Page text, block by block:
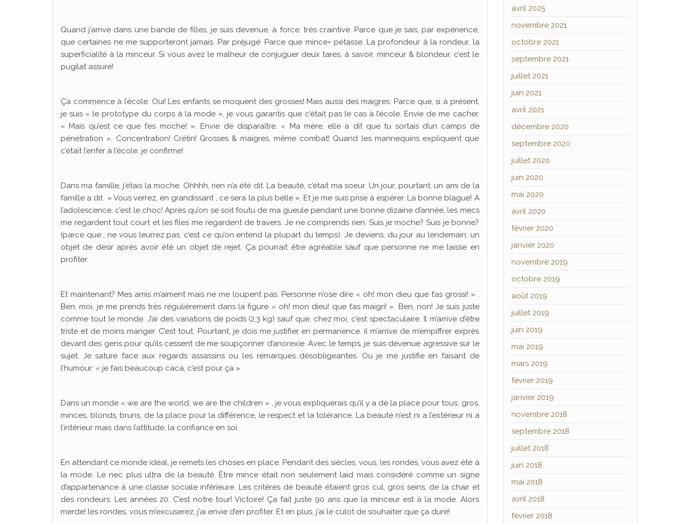
Quand j’arrive dans une bande de filles, je suis devenue, à force, très craintive. Parce que je sais, par expérience,
que certaines ne me supporteront jamais. Par préjugé. Parce que mince= pétasse. La profondeur à la rondeur, la
superficialité à la minceur. Si vous avez le malheur de conjuguer deux tares, à savoir, minceur & blondeur, c’est le
pugilat assuré!
Ça commence à l’école. Oui! Les enfants se moquent des grosses! Mais aussi des maigres. Parce que, si à présent,
je suis « le prototype du corps à la mode », je vous garantis que c’était pas le cas à l’école. Envie de me cacher.
« Mais qu’est ce que t’es moche! ». Envie de disparaître. « Ma mère, elle a dit que tu sortais d’un camps de
pénétration ». Concentration! Crétin! Grosses & maigres, même combat! Quand les mannequins expliquent que
c’était l’enfer à l’école, je confirme!
Dans ma famille, j’étais la moche. Ohhhh, rien n’a été dit. La beauté, c’était ma soeur. Un jour, pourtant, un ami de la
famille a dit » Vous verrez, en grandissant , ce sera la plus belle ». Et je me suis prise à espérer. La bonne blague! A
l’adolescence, c’est le choc! Après qu’on se soit foutu de ma gueule pendant une bonne dizaine d’année, les mecs
me regardent tout court et les files me regardent de travers. Je ne comprends rien. Suis je moche? Suis je bonne?
(parce que , ne vous leurrez pas, c’est ce qu’on entend la plupart du temps). Je deviens, du jour au lendemain, un
objet de désir après avoir été un objet de rejet. Ça pourrait être agréable sauf que personne ne me laisse en
profiter.
Et maintenant? Mes amis m’aiment mais ne me loupent pas. Personne n’ose dire « oh! mon dieu que t’as grossi! » .
Ben, moi, je me prends très régulièrement dans la figure « oh! mon dieu! que t’as maigri! ». Ben, non! Je suis juste
comme tout le monde. J’ai des variations de poids (2,3 kg) sauf que, chez moi, c’est spectaculaire. Il m’arrive d’être
triste et de moins manger. C’est tout. Pourtant, je dois me justifier en permanence. il m’arrive de m’empiffrer exprès
devant des gens pour qu’ils cessent de me soupçonner d’anorexie. Avec le temps, je suis devenue agressive sur le
sujet. Je sature face aux regards assassins ou les remarques désobligeantes. Ou je me justifie en faisant de
l’humour: « je fais beaucoup caca, c’est pour ça »
Dans un monde « we are the world, we are the children » , je vous expliquerais qu’il y a de la place pour tous, gros,
minces, blonds, bruns, de la place pour la différence, le respect et la tolérance. La beauté n’est ni a l’extérieur ni a
l’intérieur mais dans l’attitude, la confiance en soi.
En attendant ce monde idéal, je remets les choses en place. Pendant des siècles, vous, les rondes, vous avez été à
la mode. Le nec plus ultra de la beauté. Être mince était non seulement laid mais considéré comme un signe
d’appartenance à une classe sociale inférieure. Les critères de beauté étaient gros cul, gros seins, de la chair et
des rondeurs. Les années 20. C’est notre tour! Victoire! Ça fait juste 90 ans que la minceur est à la mode. Alors
merde! les rondes, vous m’excuserez, j’ai envie d’en profiter. Et en plus, j’ai le culot de souhaiter que ça dure!
avril 2025
novembre 2021
octobre 2021
septembre 2021
juillet 2021
juin 2021
avril 2021
décembre 2020
septembre 2020
juillet 2020
juin 2020
mai 2020
avril 2020
février 2020
janvier 2020
novembre 2019
octobre 2019
août 2019
juillet 2019
juin 2019
mai 2019
mars 2019
février 2019
janvier 2019
novembre 2018
septembre 2018
juillet 2018
juin 2018
mai 2018
avril 2018
février 2018